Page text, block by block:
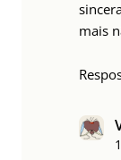
mais